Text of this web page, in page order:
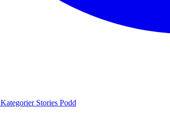
Kategorier Stories Podd